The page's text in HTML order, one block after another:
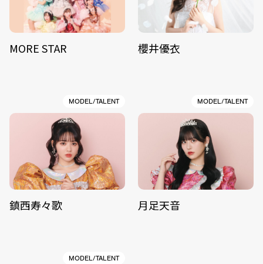
MORE STAR 櫻井優衣
MODEL/TALENT
鎮西寿々歌
MODEL/TALENT
月足天音
MODEL/TALENT